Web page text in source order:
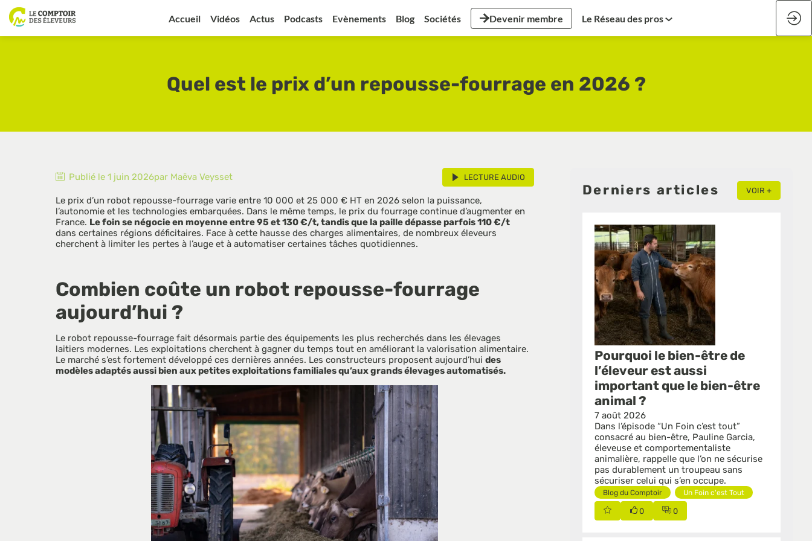
Accueil Vidéos Actus Podcasts Evènements Blog Sociétés Devenir membre Le Réseau des pros
Quel est le prix d’un repousse-fourrage en 2026 ?
Publié le 1 juin 2026par Maëva Veysset LECTURE AUDIO
Le prix d’un robot repousse-fourrage varie entre 10 000 et 25 000 € HT en 2026 selon la puissance,
l’autonomie et les technologies embarquées. Dans le même temps, le prix du fourrage continue d’augmenter en
France. Le foin se négocie en moyenne entre 95 et 130 €/t, tandis que la paille dépasse parfois 110 €/t
dans certaines régions déficitaires. Face à cette hausse des charges alimentaires, de nombreux éleveurs
cherchent à limiter les pertes à l’auge et à automatiser certaines tâches quotidiennes.
Combien coûte un robot repousse-fourrage
aujourd’hui ?
Le robot repousse-fourrage fait désormais partie des équipements les plus recherchés dans les élevages
laitiers modernes. Les exploitations cherchent à gagner du temps tout en améliorant la valorisation alimentaire.
Le marché s’est fortement développé ces dernières années. Les constructeurs proposent aujourd’hui des
modèles adaptés aussi bien aux petites exploitations familiales qu’aux grands élevages automatisés.
Derniers articles VOIR +
Pourquoi le bien-être de
l’éleveur est aussi
important que le bien-être
animal ?
7 août 2026
Dans l’épisode “Un Foin c’est tout”
consacré au bien-être, Pauline Garcia,
éleveuse et comportementaliste
animalière, rappelle que l’on ne sécurise
pas durablement un troupeau sans
Blog du Comptoir Un Foin c'est Tout
0 0